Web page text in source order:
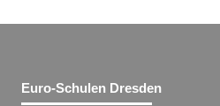
Euro-Schulen Dresden